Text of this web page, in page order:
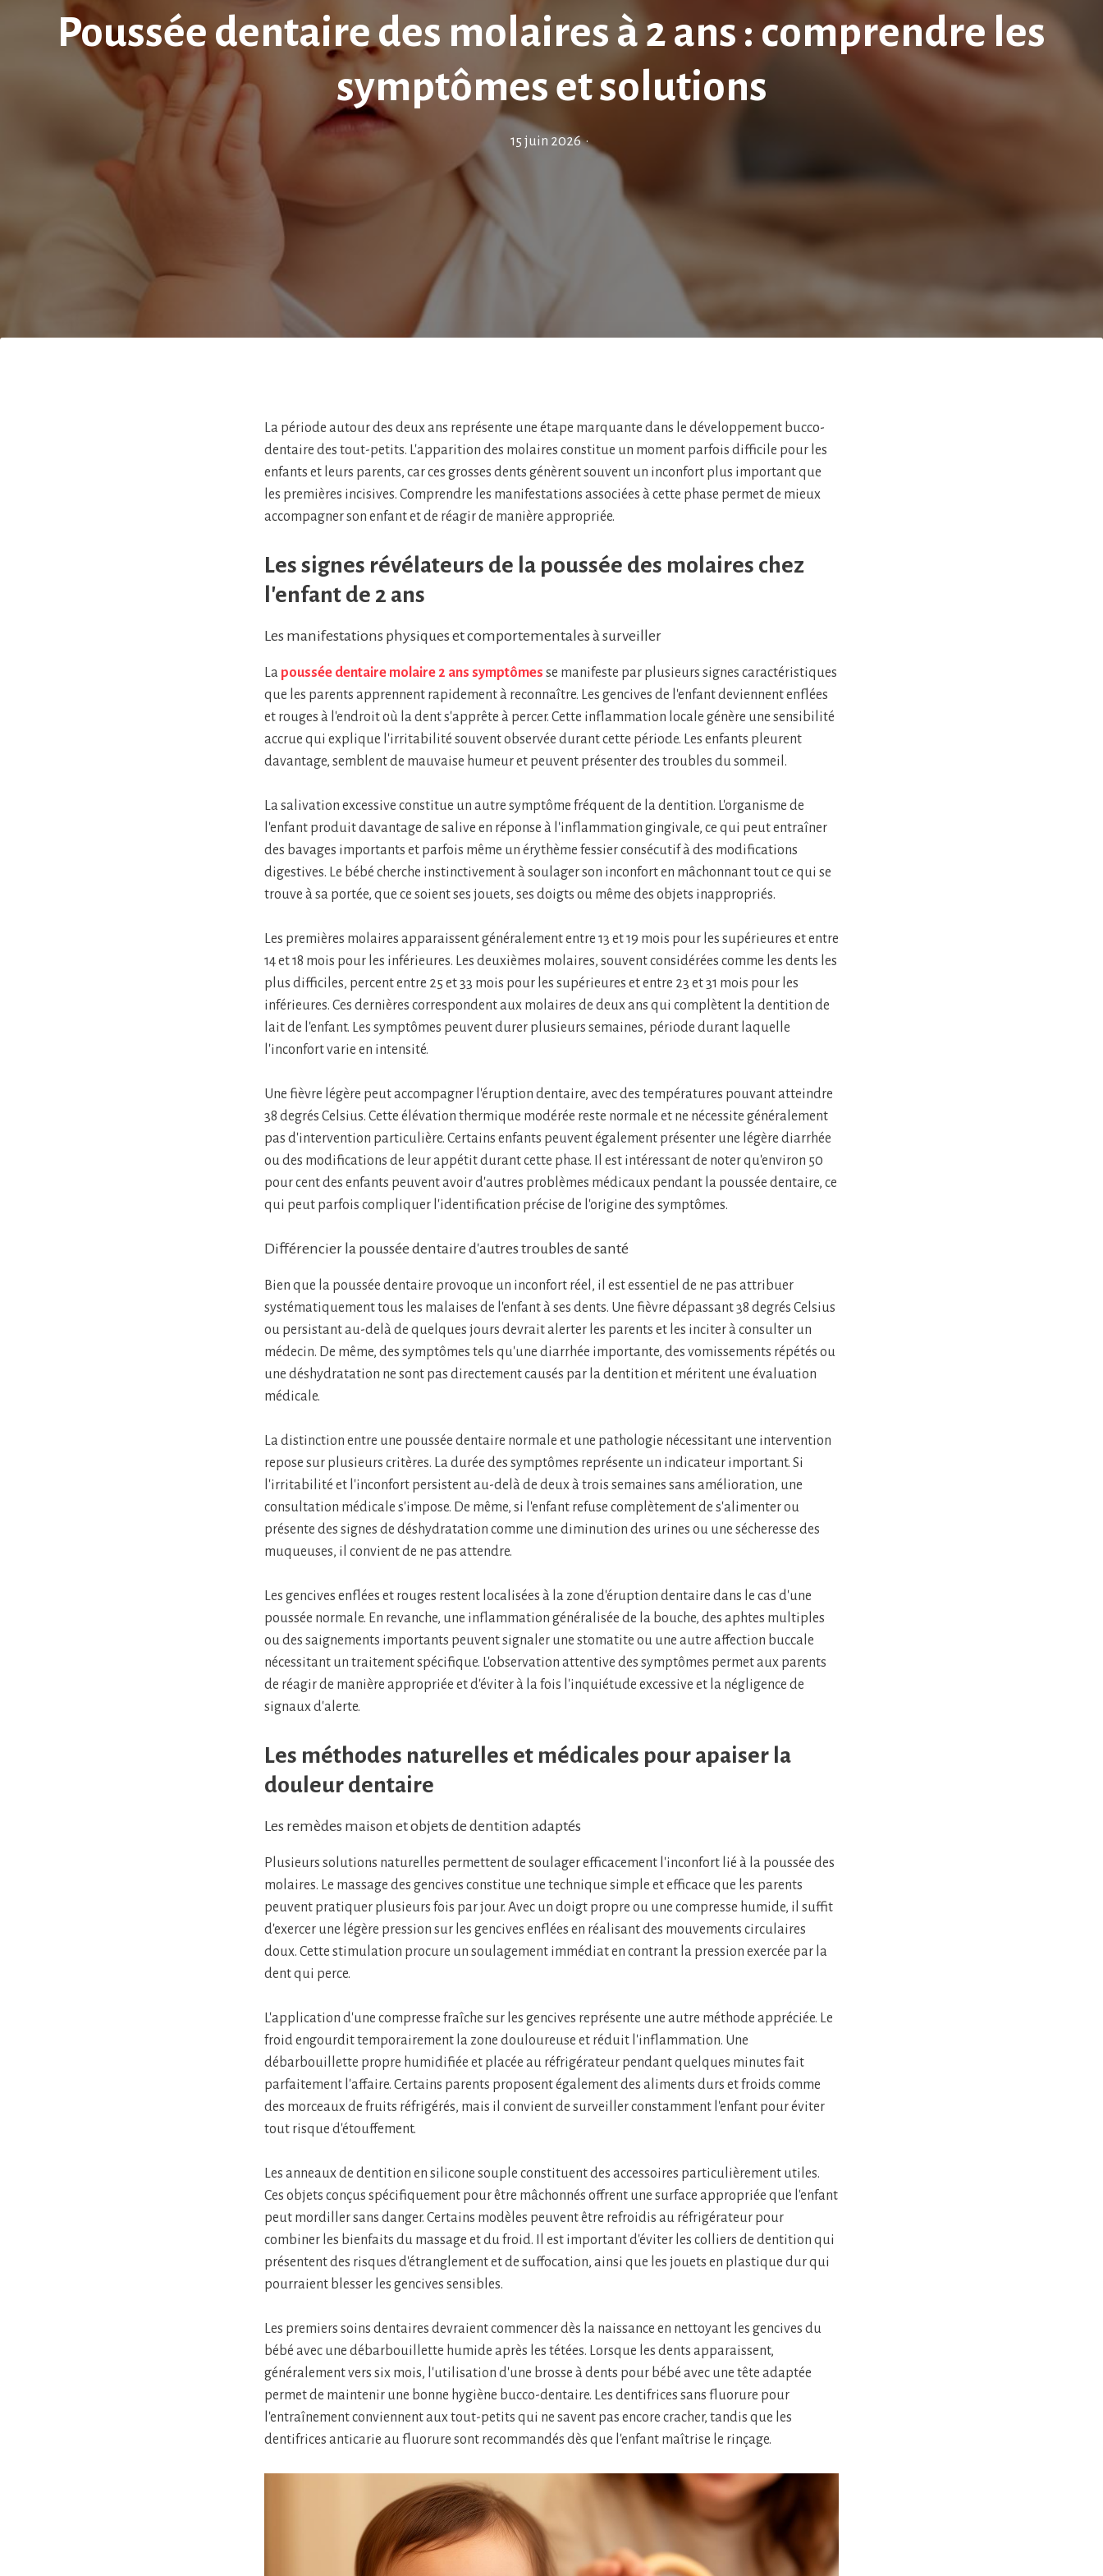
Poussée dentaire des molaires à 2 ans : comprendre les
symptômes et solutions
15 juin 2026 •
La période autour des deux ans représente une étape marquante dans le développement bucco-
dentaire des tout-petits. L'apparition des molaires constitue un moment parfois difficile pour les
enfants et leurs parents, car ces grosses dents génèrent souvent un inconfort plus important que
les premières incisives. Comprendre les manifestations associées à cette phase permet de mieux
accompagner son enfant et de réagir de manière appropriée.
Les signes révélateurs de la poussée des molaires chez
l'enfant de 2 ans
Les manifestations physiques et comportementales à surveiller
La poussée dentaire molaire 2 ans symptômes se manifeste par plusieurs signes caractéristiques
que les parents apprennent rapidement à reconnaître. Les gencives de l'enfant deviennent enflées
et rouges à l'endroit où la dent s'apprête à percer. Cette inflammation locale génère une sensibilité
accrue qui explique l'irritabilité souvent observée durant cette période. Les enfants pleurent
davantage, semblent de mauvaise humeur et peuvent présenter des troubles du sommeil.
La salivation excessive constitue un autre symptôme fréquent de la dentition. L'organisme de
l'enfant produit davantage de salive en réponse à l'inflammation gingivale, ce qui peut entraîner
des bavages importants et parfois même un érythème fessier consécutif à des modifications
digestives. Le bébé cherche instinctivement à soulager son inconfort en mâchonnant tout ce qui se
trouve à sa portée, que ce soient ses jouets, ses doigts ou même des objets inappropriés.
Les premières molaires apparaissent généralement entre 13 et 19 mois pour les supérieures et entre
14 et 18 mois pour les inférieures. Les deuxièmes molaires, souvent considérées comme les dents les
plus difficiles, percent entre 25 et 33 mois pour les supérieures et entre 23 et 31 mois pour les
inférieures. Ces dernières correspondent aux molaires de deux ans qui complètent la dentition de
lait de l'enfant. Les symptômes peuvent durer plusieurs semaines, période durant laquelle
l'inconfort varie en intensité.
Une fièvre légère peut accompagner l'éruption dentaire, avec des températures pouvant atteindre
38 degrés Celsius. Cette élévation thermique modérée reste normale et ne nécessite généralement
pas d'intervention particulière. Certains enfants peuvent également présenter une légère diarrhée
ou des modifications de leur appétit durant cette phase. Il est intéressant de noter qu'environ 50
pour cent des enfants peuvent avoir d'autres problèmes médicaux pendant la poussée dentaire, ce
qui peut parfois compliquer l'identification précise de l'origine des symptômes.
Différencier la poussée dentaire d'autres troubles de santé
Bien que la poussée dentaire provoque un inconfort réel, il est essentiel de ne pas attribuer
systématiquement tous les malaises de l'enfant à ses dents. Une fièvre dépassant 38 degrés Celsius
ou persistant au-delà de quelques jours devrait alerter les parents et les inciter à consulter un
médecin. De même, des symptômes tels qu'une diarrhée importante, des vomissements répétés ou
une déshydratation ne sont pas directement causés par la dentition et méritent une évaluation
médicale.
La distinction entre une poussée dentaire normale et une pathologie nécessitant une intervention
repose sur plusieurs critères. La durée des symptômes représente un indicateur important. Si
l'irritabilité et l'inconfort persistent au-delà de deux à trois semaines sans amélioration, une
consultation médicale s'impose. De même, si l'enfant refuse complètement de s'alimenter ou
présente des signes de déshydratation comme une diminution des urines ou une sécheresse des
muqueuses, il convient de ne pas attendre.
Les gencives enflées et rouges restent localisées à la zone d'éruption dentaire dans le cas d'une
poussée normale. En revanche, une inflammation généralisée de la bouche, des aphtes multiples
ou des saignements importants peuvent signaler une stomatite ou une autre affection buccale
nécessitant un traitement spécifique. L'observation attentive des symptômes permet aux parents
de réagir de manière appropriée et d'éviter à la fois l'inquiétude excessive et la négligence de
signaux d'alerte.
Les méthodes naturelles et médicales pour apaiser la
douleur dentaire
Les remèdes maison et objets de dentition adaptés
Plusieurs solutions naturelles permettent de soulager efficacement l'inconfort lié à la poussée des
molaires. Le massage des gencives constitue une technique simple et efficace que les parents
peuvent pratiquer plusieurs fois par jour. Avec un doigt propre ou une compresse humide, il suffit
d'exercer une légère pression sur les gencives enflées en réalisant des mouvements circulaires
doux. Cette stimulation procure un soulagement immédiat en contrant la pression exercée par la
dent qui perce.
L'application d'une compresse fraîche sur les gencives représente une autre méthode appréciée. Le
froid engourdit temporairement la zone douloureuse et réduit l'inflammation. Une
débarbouillette propre humidifiée et placée au réfrigérateur pendant quelques minutes fait
parfaitement l'affaire. Certains parents proposent également des aliments durs et froids comme
des morceaux de fruits réfrigérés, mais il convient de surveiller constamment l'enfant pour éviter
tout risque d'étouffement.
Les anneaux de dentition en silicone souple constituent des accessoires particulièrement utiles.
Ces objets conçus spécifiquement pour être mâchonnés offrent une surface appropriée que l'enfant
peut mordiller sans danger. Certains modèles peuvent être refroidis au réfrigérateur pour
combiner les bienfaits du massage et du froid. Il est important d'éviter les colliers de dentition qui
présentent des risques d'étranglement et de suffocation, ainsi que les jouets en plastique dur qui
pourraient blesser les gencives sensibles.
Les premiers soins dentaires devraient commencer dès la naissance en nettoyant les gencives du
bébé avec une débarbouillette humide après les tétées. Lorsque les dents apparaissent,
généralement vers six mois, l'utilisation d'une brosse à dents pour bébé avec une tête adaptée
permet de maintenir une bonne hygiène bucco-dentaire. Les dentifrices sans fluorure pour
l'entraînement conviennent aux tout-petits qui ne savent pas encore cracher, tandis que les
dentifrices anticarie au fluorure sont recommandés dès que l'enfant maîtrise le rinçage.